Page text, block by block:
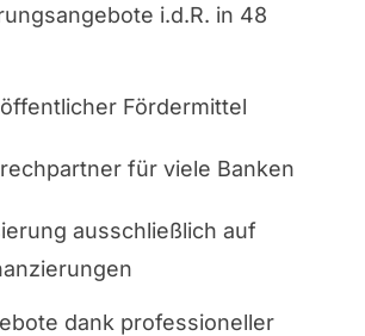
i.d.R. in 48
Fördermittel
für viele Banken
ausschließlich auf
dank professioneller